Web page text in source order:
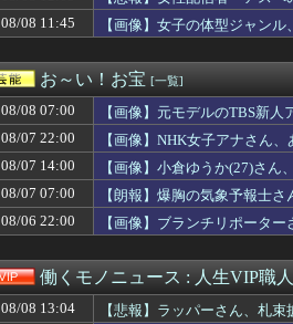
海外「反撃の狼煙には」村上宗隆の第25号
ワイ、コメダで豪遊
外国人「俺達が見かけたヤバすぎる髪型を
勇者「異世界の大冒険」
【悲報】久しぶりの嫁へのセ◯クスの誘い
悲鳴「キャアアアア！！！」 俺「！！今
ガンバ大阪からはデニス ヒュメット選手
【画像】加藤綾子アナ、無防備パンチラ撮
【おわった】三峡ダム、豪雨で13基の水門
星街すいせい「にじさんじ断られたからホ
【豊臣兄弟！】信孝がアホすぎるんだが・
【悲報】江口寿史さん、炎上後新規のイラ
【画像】イケおじ(54)、JKに酒と薬を飲ま
【画像】AVの撮影現場、普通ではないｗ
08/08 11:45
【画像】女子の体型ジャン
お～い！お宝 [一覧]
08/08 07:00
【画像】元モデルのTBS新人
08/07 22:00
【画像】NHK女子アナさん
08/07 14:00
【画像】小倉ゆうか(27)さ
08/07 07:00
【朗報】爆胸の気象予報士
08/06 22:00
【画像】ブランチリポータ
働くモノニュース : 人生VIP職
08/08 13:04
【悲報】ラッパーさん、札